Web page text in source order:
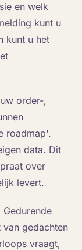
en welk
kunt u
kunt u het
order-,
roadmap'.
data. Dit
over
levert.
Gedurende
gedachten
vraagt,